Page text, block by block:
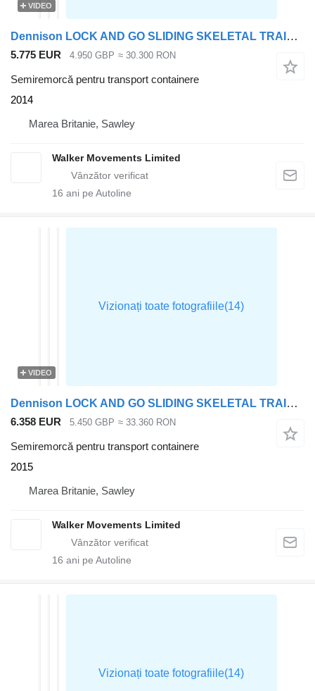
VIDEO
Dennison LOCK AND GO SLIDING SKELETAL TRAILER – 2014 – C378645
5.775 EUR 4.950 GBP ≈ 30.300 RON
Semiremorcă pentru transport containere
2014
Marea Britanie, Sawley
Walker Movements Limited
16 ani pe Autoline
VIDEO
Dennison LOCK AND GO SLIDING SKELETAL TRAILER – 2015 – C405009
6.358 EUR 5.450 GBP ≈ 33.360 RON
Semiremorcă pentru transport containere
2015
Marea Britanie, Sawley
Walker Movements Limited
16 ani pe Autoline